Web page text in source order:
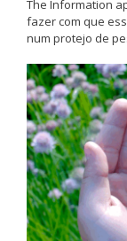
The Information
fazer com que
num protejo de